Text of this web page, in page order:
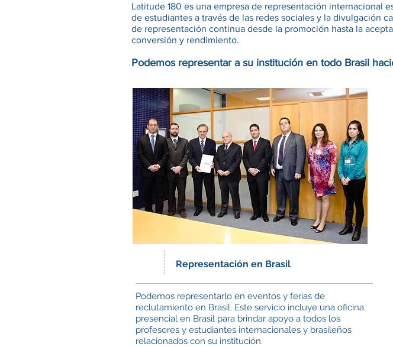
Latitude 180 es una empresa de representación internacional
de estudiantes a través de las redes sociales y la divulgación
de representación continua desde la promoción hasta la
conversión y rendimiento.
Podemos representar a su institución en todo Brasil
Representación en Brasil
Podemos representarlo en eventos y ferias de
reclutamiento en Brasil. Este servicio incluye una oficina
presencial en Brasil para brindar apoyo a todos los
profesores y estudiantes internacionales y brasileños
relacionados con su institución.